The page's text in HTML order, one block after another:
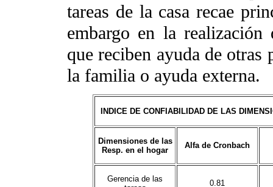
tareas de la casa recae
embargo en la
que reciben ayuda de otras
la familia o ayuda externa.
INDICE DE CONFIABILIDAD DE LAS
Dimensiones de las
Resp. en el hogar
Alfa de Cronbach
Gerencia de las
0.81